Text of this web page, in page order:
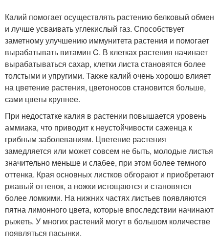
Калий помогает осуществлять растению белковый обмен
и лучше усваивать углекислый газ. Способствует
заметному улучшению иммунитета растения и помогает
вырабатывать витамин C. В клетках растения начинает
вырабатываться сахар, клетки листа становятся более
толстыми и упругими. Также калий очень хорошо влияет
на цветение растения, цветоносов становится больше,
сами цветы крупнее.
При недостатке калия в растении повышается уровень
аммиака, что приводит к неустойчивости саженца к
грибным заболеваниям. Цветение растения
замедляется или может совсем не быть, молодые листья
значительно меньше и слабее, при этом более темного
оттенка. Края основных листков обгорают и приобретают
ржавый оттенок, а ножки истощаются и становятся
более ломкими. На нижних частях листьев появляются
пятна лимонного цвета, которые впоследствии начинают
рыжеть. У многих растений могут в большом количестве
появляться пасынки.